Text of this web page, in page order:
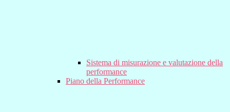
Sistema di misurazione e valutazione della
performance
Piano della Performance